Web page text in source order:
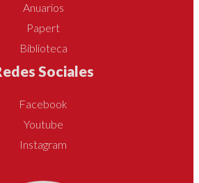
Anuarios
Papert
Biblioteca
Sociales
Facebook
Youtube
Instagram